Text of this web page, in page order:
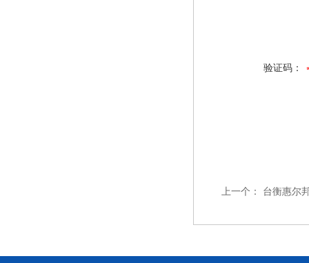
验证码：
上一个： 台衡惠尔